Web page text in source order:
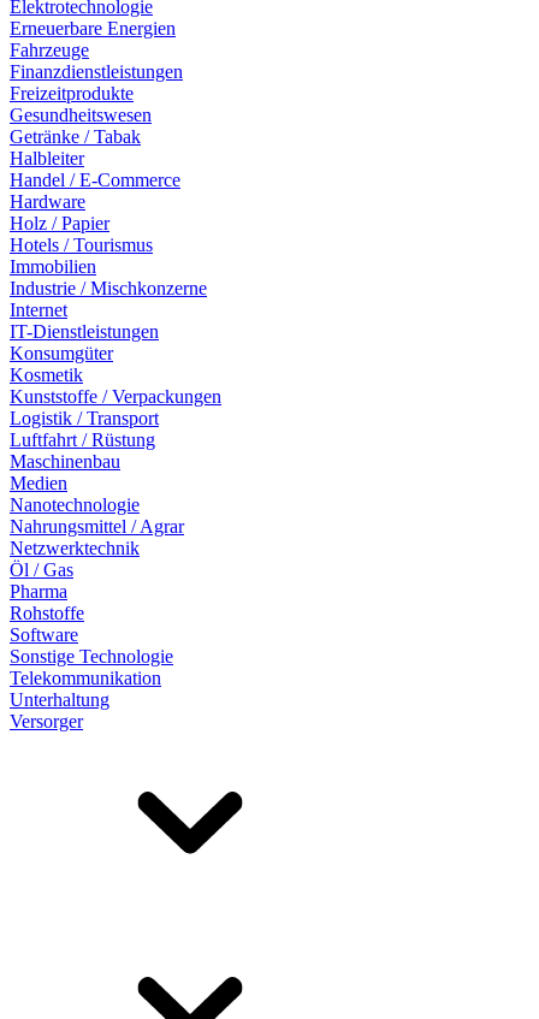
Elektrotechnologie
Erneuerbare Energien
Fahrzeuge
Finanzdienstleistungen
Freizeitprodukte
Gesundheitswesen
Getränke / Tabak
Halbleiter
Handel / E-Commerce
Hardware
Holz / Papier
Hotels / Tourismus
Immobilien
Industrie / Mischkonzerne
Internet
IT-Dienstleistungen
Konsumgüter
Kosmetik
Kunststoffe / Verpackungen
Logistik / Transport
Luftfahrt / Rüstung
Maschinenbau
Medien
Nanotechnologie
Nahrungsmittel / Agrar
Netzwerktechnik
Öl / Gas
Pharma
Rohstoffe
Software
Sonstige Technologie
Telekommunikation
Unterhaltung
Versorger